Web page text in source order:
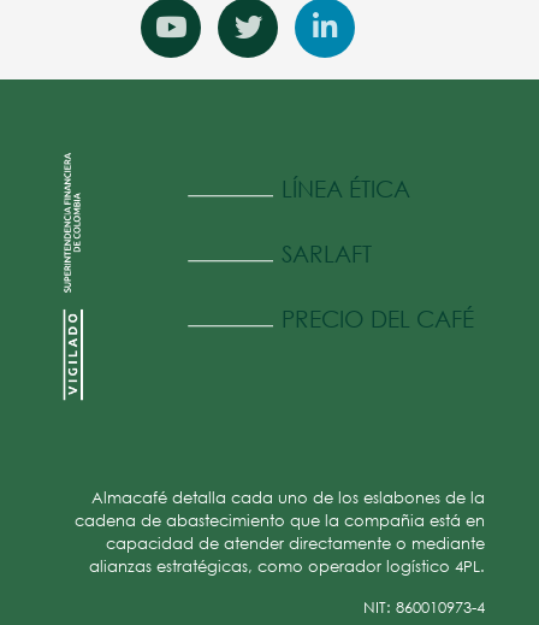
LÍNEA ÉTICA
SARLAFT
PRECIO DEL CAFÉ
Almacafé detalla cada uno de los eslabones de la
cadena de abastecimiento que la compañia está en
capacidad de atender directamente o mediante
alianzas estratégicas, como operador logístico 4PL.
NIT: 860010973-4